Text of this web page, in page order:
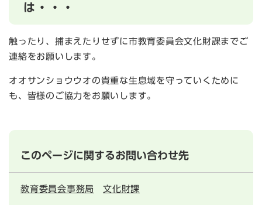
は・・・
触ったり、捕まえたりせずに市教育委員会文化財課までご
連絡をお願いします。
オオサンショウウオの貴重な生息域を守っていくために
も、皆様のご協力をお願いします。
このページに関するお問い合わせ先
教育委員会事務局 文化財課